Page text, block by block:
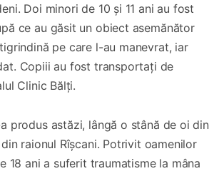
Doi minori de 10 și 11 ani au fost
ce au găsit un obiect asemănător
pe care l-au manevrat, iar
Copiii au fost transportați de
Clinic Bălți.
produs astăzi, lângă o stână de oi din
raionul Rîșcani. Potrivit oamenilor
18 ani a suferit traumatisme la mâna